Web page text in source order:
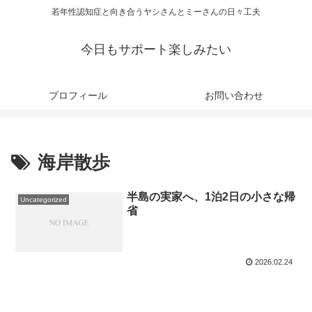
若年性認知症と向き合うヤシさんとミーさんの日々工夫
今日もサポート楽しみたい
プロフィール お問い合わせ
海岸散歩
Uncategorized
半島の実家へ、1泊2日の小さな帰
省
2026.02.24